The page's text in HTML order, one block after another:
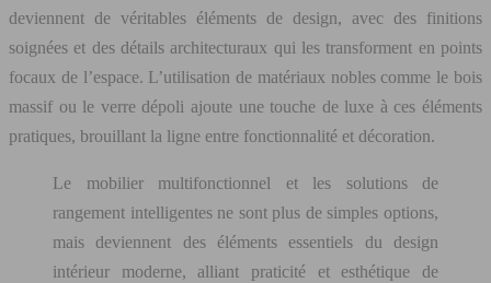
deviennent de véritables éléments de design, avec des finitions
soignées et des détails architecturaux qui les transforment en points
focaux de l’espace. L’utilisation de matériaux nobles comme le bois
massif ou le verre dépoli ajoute une touche de luxe à ces éléments
pratiques, brouillant la ligne entre fonctionnalité et décoration.
Le mobilier multifonctionnel et les solutions de
rangement intelligentes ne sont plus de simples options,
mais deviennent des éléments essentiels du design
intérieur moderne, alliant praticité et esthétique de